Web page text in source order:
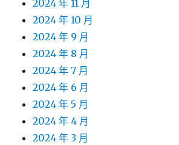
2024 年 11 月
2024 年 10 月
2024 年 9 月
2024 年 8 月
2024 年 7 月
2024 年 6 月
2024 年 5 月
2024 年 4 月
2024 年 3 月